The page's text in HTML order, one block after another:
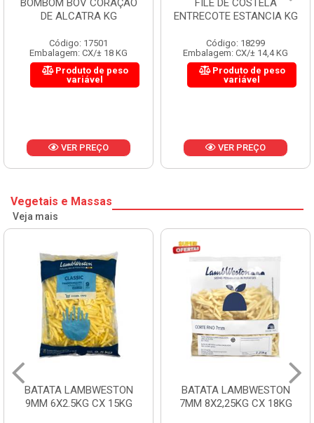
BOMBOM BOV CORAÇÃO
DE ALCATRA KG
Código: 17501
Embalagem: CX/± 18 KG
Produto de peso
variável
VER PREÇO
FILE DE COSTELA
ENTRECOTE ESTANCIA KG
Código: 18299
Embalagem: CX/± 14,4 KG
Produto de peso
variável
VER PREÇO
Vegetais e Massas
Veja mais
BATATA LAMBWESTON
9MM 6X2.5KG CX 15KG
BATATA LAMBWESTON
7MM 8X2,25KG CX 18KG